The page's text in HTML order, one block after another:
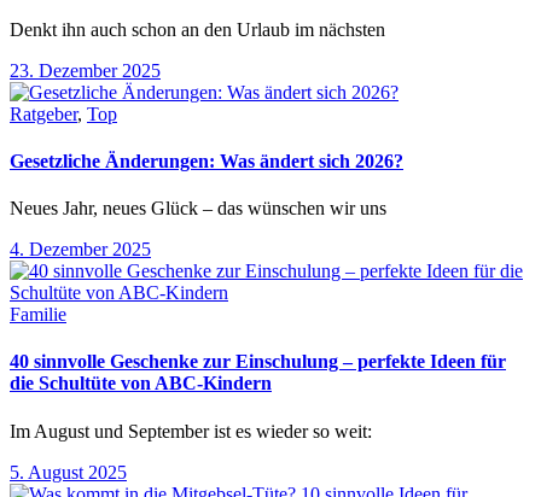
Denkt ihn auch schon an den Urlaub im nächsten
23. Dezember 2025
Ratgeber, Top
Gesetzliche Änderungen: Was ändert sich 2026?
Neues Jahr, neues Glück – das wünschen wir uns
4. Dezember 2025
Familie
40 sinnvolle Geschenke zur Einschulung – perfekte Ideen für
die Schultüte von ABC-Kindern
Im August und September ist es wieder so weit:
5. August 2025